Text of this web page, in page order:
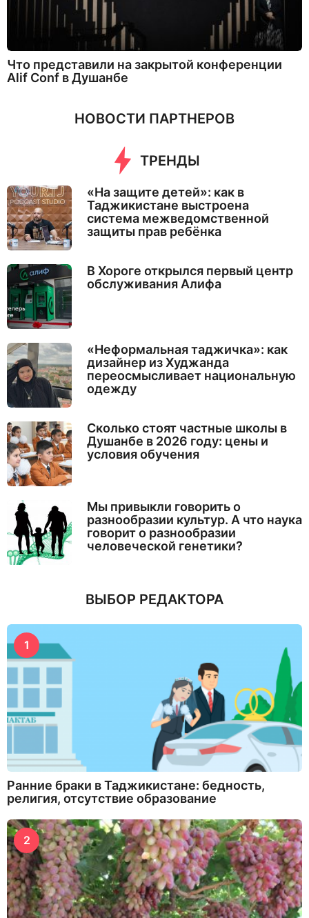
Что представили на закрытой конференции
Alif Conf в Душанбе
НОВОСТИ ПАРТНЕРОВ
ТРЕНДЫ
«На защите детей»: как в
Таджикистане выстроена
система межведомственной
защиты прав ребёнка
В Хороге открылся первый центр
обслуживания Алифа
«Неформальная таджичка»: как
дизайнер из Худжанда
переосмысливает национальную
одежду
Сколько стоят частные школы в
Душанбе в 2026 году: цены и
условия обучения
Мы привыкли говорить о
разнообразии культур. А что наука
говорит о разнообразии
человеческой генетики?
ВЫБОР РЕДАКТОРА
1
Ранние браки в Таджикистане: бедность,
религия, отсутствие образование
2